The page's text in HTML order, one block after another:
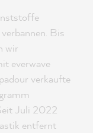
Bis
wir
everwave
verkaufte
Juli 2022
entfernt